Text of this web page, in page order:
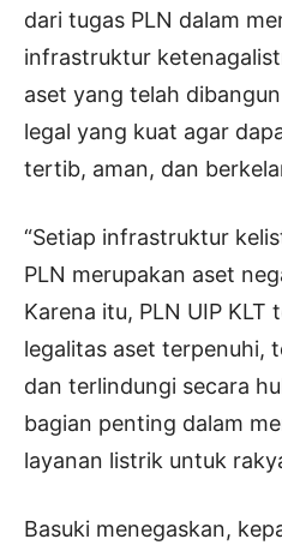
dari tugas PLN dalam
infrastruktur
aset yang telah
legal yang kuat agar
tertib, aman, dan
“Setiap infrastruktur
PLN merupakan aset
Karena itu, PLN UIP KLT
legalitas aset terpenuhi,
dan terlindungi secara
bagian penting dalam
layanan listrik untuk
Basuki menegaskan,